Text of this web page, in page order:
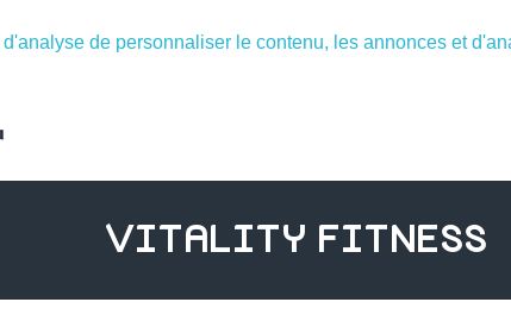
de personnaliser le contenu, les annonces et
VITALITY FITNESS